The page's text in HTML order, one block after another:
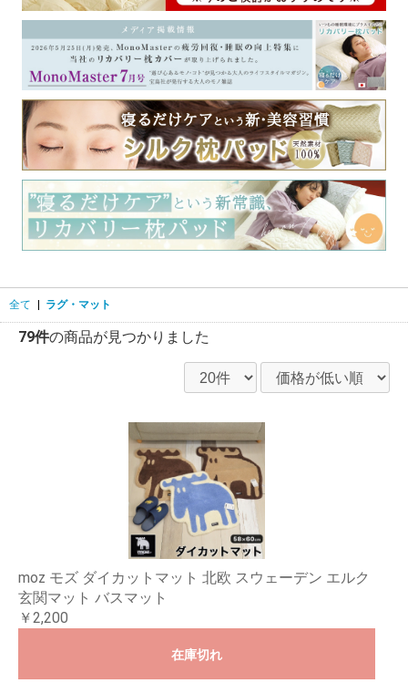
全て ラグ・マット
79件の商品が見つかりました
moz モズ ダイカットマット 北欧 スウェーデン エルク
玄関マット バスマット
￥2,200
在庫切れ